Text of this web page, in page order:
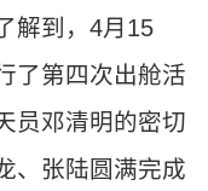
解到，4月15
了第四次出舱活
员邓清明的密切
、张陆圆满完成